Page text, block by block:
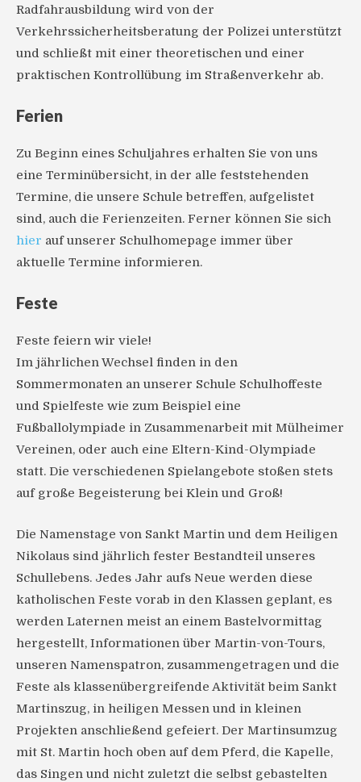
Radfahrausbildung wird von der
Verkehrssicherheitsberatung der Polizei unterstützt
und schließt mit einer theoretischen und einer
praktischen Kontrollübung im Straßenverkehr ab.
Ferien
Zu Beginn eines Schuljahres erhalten Sie von uns
eine Terminübersicht, in der alle feststehenden
Termine, die unsere Schule betreffen, aufgelistet
sind, auch die Ferienzeiten. Ferner können Sie sich
hier auf unserer Schulhomepage immer über
aktuelle Termine informieren.
Feste
Feste feiern wir viele!
Im jährlichen Wechsel finden in den
Sommermonaten an unserer Schule Schulhoffeste
und Spielfeste wie zum Beispiel eine
Fußballolympiade in Zusammenarbeit mit Mülheimer
Vereinen, oder auch eine Eltern-Kind-Olympiade
statt. Die verschiedenen Spielangebote stoßen stets
auf große Begeisterung bei Klein und Groß!
Die Namenstage von Sankt Martin und dem Heiligen
Nikolaus sind jährlich fester Bestandteil unseres
Schullebens. Jedes Jahr aufs Neue werden diese
katholischen Feste vorab in den Klassen geplant, es
werden Laternen meist an einem Bastelvormittag
hergestellt, Informationen über Martin-von-Tours,
unseren Namenspatron, zusammengetragen und die
Feste als klassenübergreifende Aktivität beim Sankt
Martinszug, in heiligen Messen und in kleinen
Projekten anschließend gefeiert. Der Martinsumzug
mit St. Martin hoch oben auf dem Pferd, die Kapelle,
das Singen und nicht zuletzt die selbst gebastelten